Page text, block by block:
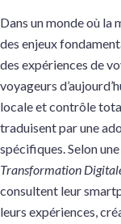
Dans un monde où la
des enjeux
des expériences de
voyageurs
locale et contrôle
traduisent par une
spécifiques. Selon
Transformation
consultent leur
leurs expériences,